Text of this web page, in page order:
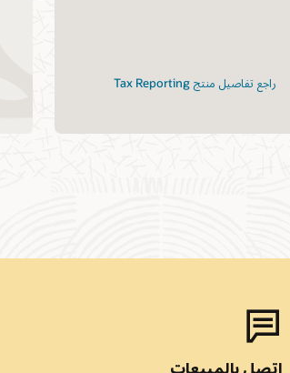
راجع تفاصيل منتج Tax Reporting
اتصل بالمبيعات